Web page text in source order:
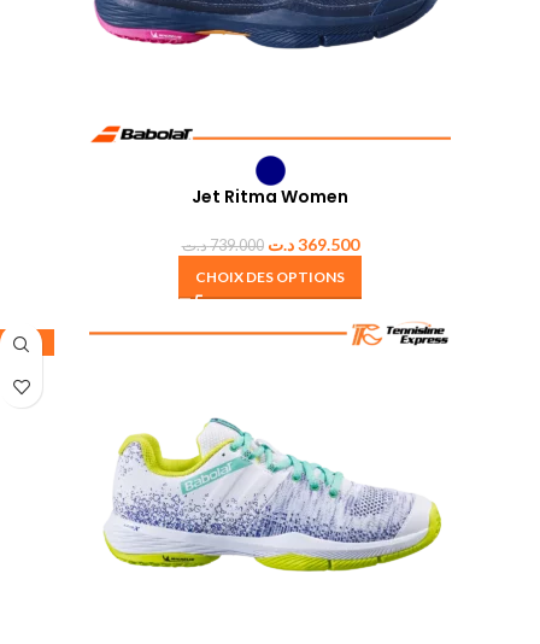
Jet Ritma Women
739.000د.ت 369.500 د.ت
CHOIX DES OPTIONS
-50%